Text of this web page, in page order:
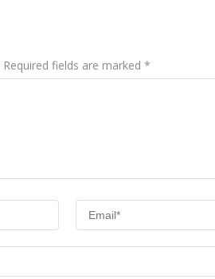
Required fields are marked *